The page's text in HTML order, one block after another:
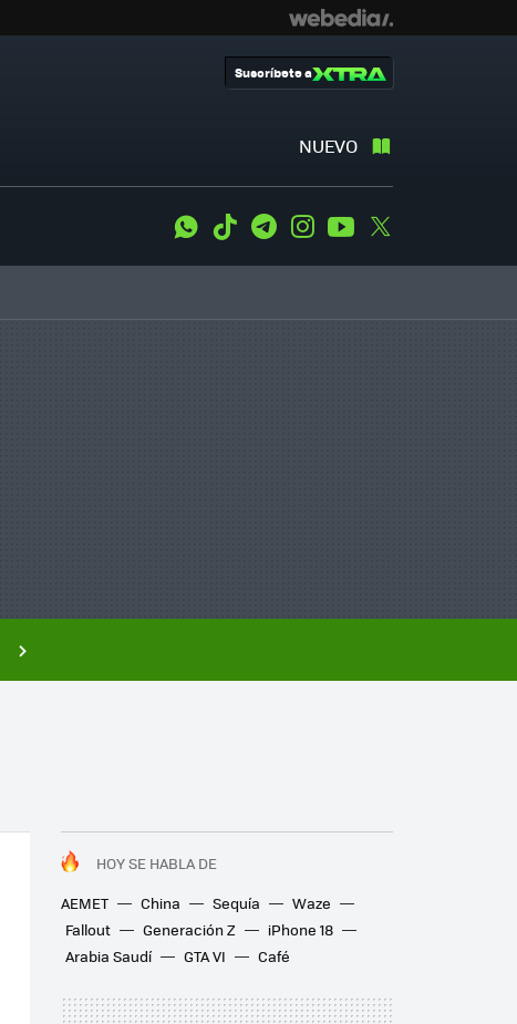
NUEVO
Suscríbete a
WhatsApp
Tiktok TelegramInstagramYoutube
HOY SE HABLA DE
AEMET
China Sequía
Waze
Fallout
Generación Z
iPhone 18
Arabia Saudí
GTA VI Café